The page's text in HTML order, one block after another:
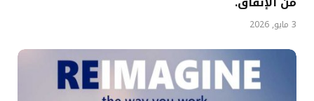
3 مايو, 2026